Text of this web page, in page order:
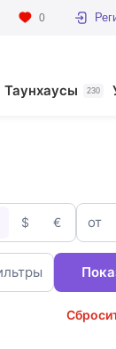
0
Таунхаусы 230
$ € от